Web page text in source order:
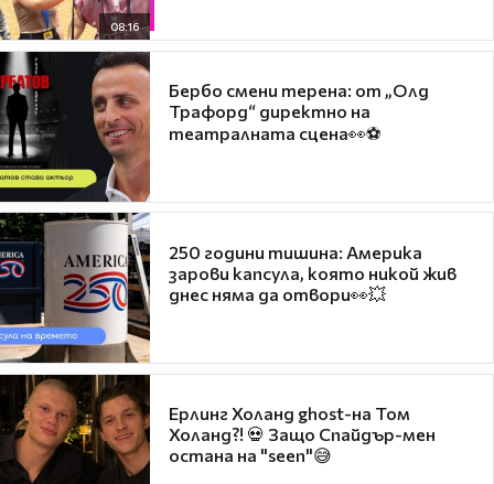
08:16
Бербо смени терена: от „Олд
Трафорд“ директно на
театралната сцена👀⚽
250 години тишина: Америка
зарови капсула, която никой жив
днес няма да отвори👀💥
Ерлинг Холанд ghost-на Том
Холанд?! 💀 Защо Спайдър-мен
остана на "seen"😅